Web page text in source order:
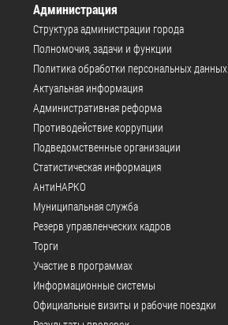
Администрация
Структура администрации города
Полномочия, задачи и функции
Политика обработки персональных данных
Актуальная информация
Административная реформа
Противодействие коррупции
Подведомственные организации
Статистическая информация
АнтиНАРКО
Муниципальная служба
Резерв управленческих кадров
Торги
Участие в программах
Информационные системы
Официальные визиты и рабочие поездки